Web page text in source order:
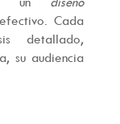
Cada
detallado,
su audiencia